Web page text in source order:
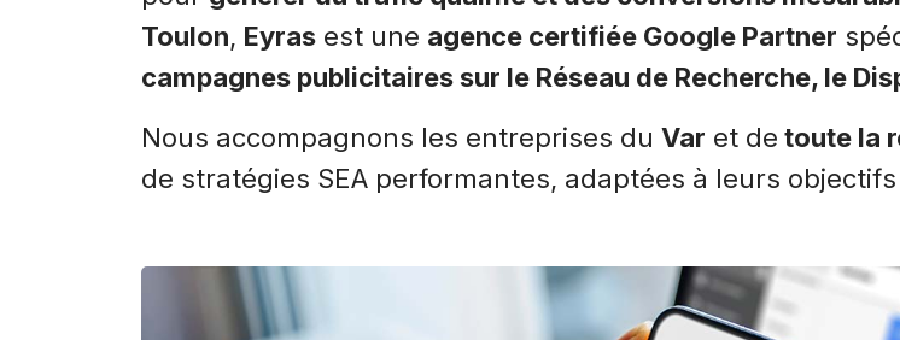
Toulon, Eyras est une agence certifiée Google Partner
campagnes publicitaires sur le Réseau de Recherche, le
Nous accompagnons les entreprises du Var et de toute la
de stratégies SEA performantes, adaptées à leurs